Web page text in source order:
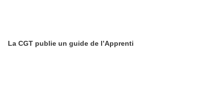
La CGT publie un guide de l’Apprenti